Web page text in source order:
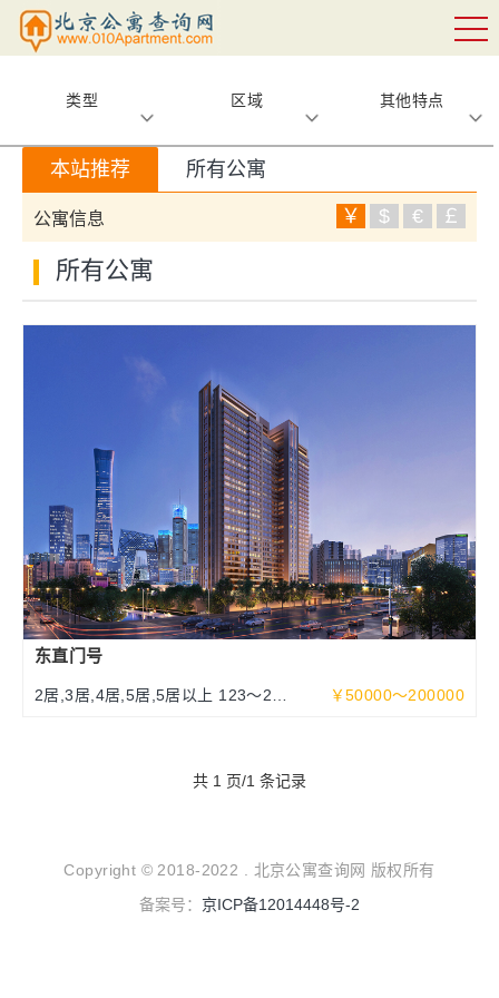
类型 区域 其他特点
本站推荐 所有公寓
公寓信息 ￥ $ € ￡
所有公寓
东直门号
2居,3居,4居,5居,5居以上 123～252
￥50000～200000
共 1 页/1 条记录
Copyright © 2018-2022 . 北京公寓查询网 版权所有
备案号： 京ICP备12014448号-2